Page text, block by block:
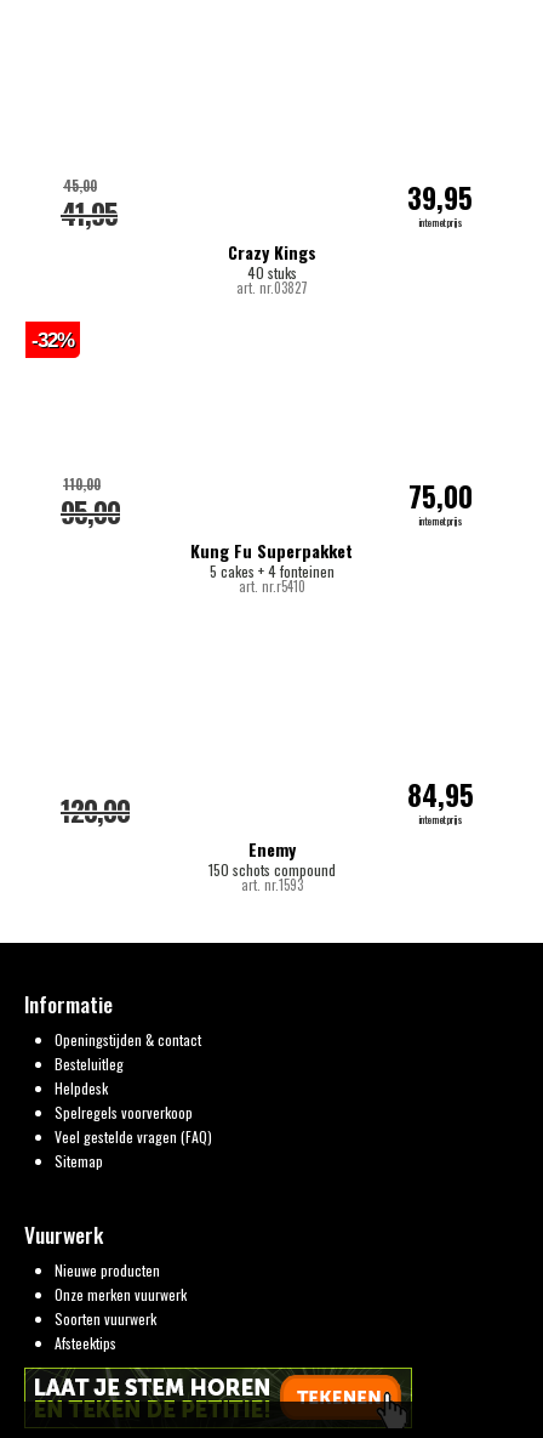
Crazy Kings
40 stuks
art. nr.03827
41,95
45,00 39,95
internetprijs
Kung Fu Superpakket
5 cakes + 4 fonteinen
art. nr.r5410
95,00
110,00 75,00
internetprijs
-32%
Enemy
150 schots compound
art. nr.1593
120,00 84,95
internetprijs
Informatie
Openingstijden & contact
Besteluitleg
Helpdesk
Spelregels voorverkoop
Veel gestelde vragen (FAQ)
Sitemap
Vuurwerk
Nieuwe producten
Onze merken vuurwerk
Soorten vuurwerk
Afsteektips